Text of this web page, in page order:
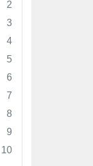
2
3
4
5
6
7
8
9
10